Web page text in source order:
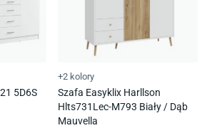
5D6S
+2 kolory
Szafa Easyklix Harllson
Hlts731Lec-M793 Biały / Dąb
Mauvella